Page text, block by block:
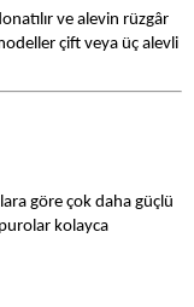
ve alevin rüzgâr
çift veya üç alevli
göre çok daha güçlü
kolayca